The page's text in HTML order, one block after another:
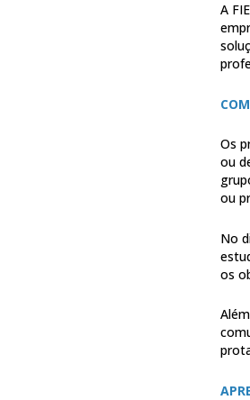
A
Os
ou
ou
No
os